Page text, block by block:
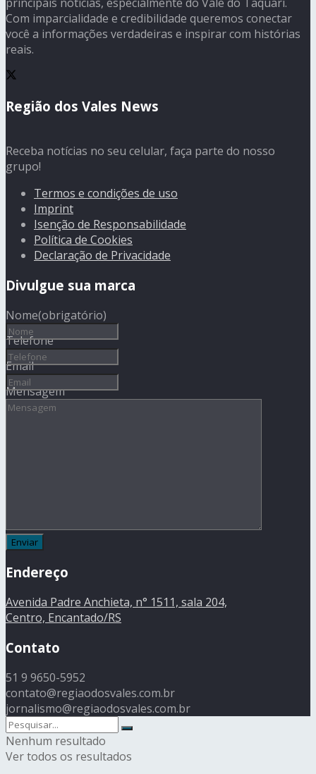
Com imparcialidade e credibilidade queremos conectar
você a informações verdadeiras e inspirar com histórias
reais.
Região dos Vales News
Receba notícias no seu celular, faça parte do nosso
grupo!
Termos e condições de uso
Imprint
Isenção de Responsabilidade
Política de Cookies
Declaração de Privacidade
Divulgue sua marca
Nome(obrigatório)
Telefone
Email
Mensagem
Endereço
Avenida Padre Anchieta, n° 1511, sala 204,
Centro, Encantado/RS
Contato
51 9 9650-5952
contato@regiaodosvales.com.br
jornalismo@regiaodosvales.com.br
Nenhum resultado
Ver todos os resultados